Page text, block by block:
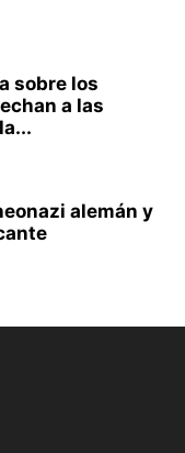
sobre los
a las
alemán y